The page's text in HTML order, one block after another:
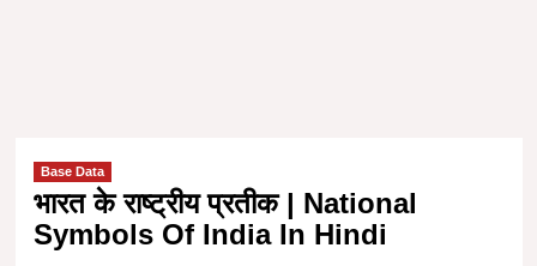
Base Data
भारत के राष्ट्रीय प्रतीक | National
Symbols Of India In Hindi